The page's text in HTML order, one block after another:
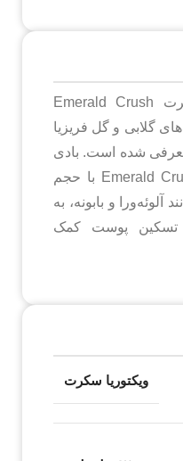
بادی اسپلش ویکتوریا سکرت Emerald Crush
گلابی و گل فریزیا
شده است. بادی
اسپلش ویکتوریا سکرت Emerald Crush با حجم
آلوئه‌ورا و بابونه، به
تسکین پوست کمک
ویکتوریا سکرت